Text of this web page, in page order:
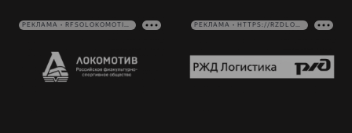
РЕКЛАМА • RFSOLOKOMOTIV.RU РЕКЛАМА • HTTPS://RZDLOG.RU/